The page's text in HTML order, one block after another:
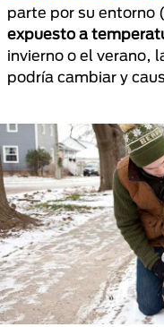
parte por su entorno
expuesto a
invierno o el verano,
podría cambiar y